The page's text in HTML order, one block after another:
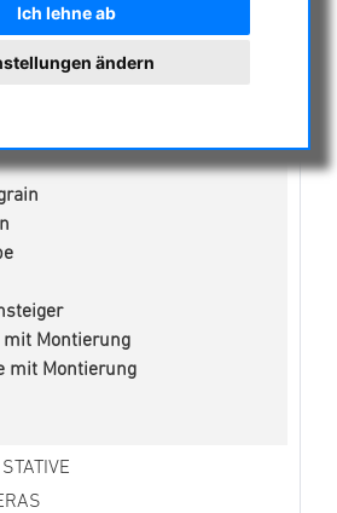
Ich lehne ab
ändern
Refraktoren
mit Montierung
mit Montierung